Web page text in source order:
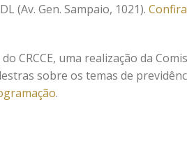
(Av. Gen. Sampaio, 1021).
CRCCE, uma realização da
sobre os temas de
.